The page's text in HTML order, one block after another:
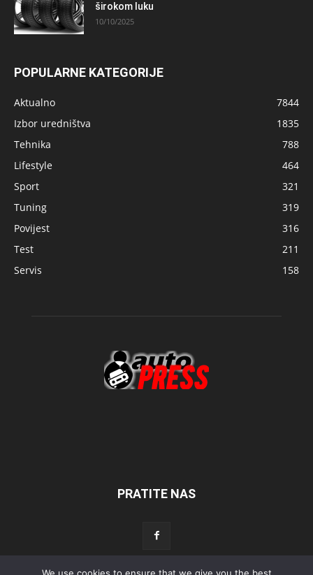
širokom luku
10/10/2025
POPULARNE KATEGORIJE
Aktualno
7844
Izbor uredništva
1835
Tehnika
788
Lifestyle
464
Sport
321
Tuning
319
Povijest
316
Test
211
Servis
158
PRATITE NAS